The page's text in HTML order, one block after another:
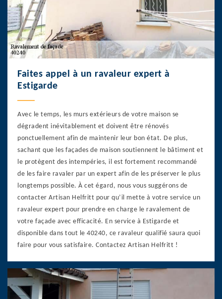
Faites appel à un ravaleur expert à
Estigarde
Avec le temps, les murs extérieurs de votre maison se
dégradent inévitablement et doivent être rénovés
ponctuellement afin de maintenir leur bon état. De plus,
sachant que les façades de maison soutiennent le bâtiment et
le protègent des intempéries, il est fortement recommandé
de les faire ravaler par un expert afin de les préserver le plus
longtemps possible. À cet égard, nous vous suggérons de
contacter Artisan Helfritt pour qu’il mette à votre service un
ravaleur expert pour prendre en charge le ravalement de
votre façade avec efficacité. En service à Estigarde et
disponible dans tout le 40240, ce ravaleur qualifié saura quoi
faire pour vous satisfaire. Contactez Artisan Helfritt !